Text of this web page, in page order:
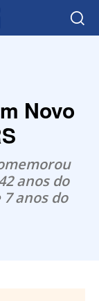
Novo
anos do
anos do